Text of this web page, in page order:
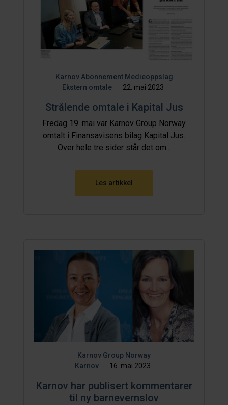
Karnov Abonnement Medieoppslag
Ekstern omtale
22. mai 2023
Strålende omtale i Kapital Jus
Fredag 19. mai var Karnov Group Norway
omtalt i Finansavisens bilag Kapital Jus.
Over hele tre sider står det om...
Les artikkel
Karnov Group Norway
Karnov
16. mai 2023
Karnov har publisert kommentarer
til ny barnevernslov